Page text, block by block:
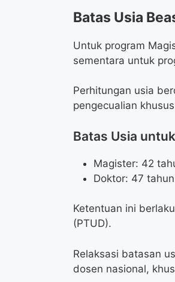
Batas Usia
Untuk program
sementara untuk
Perhitungan usia
pengecualian
Batas Usia
Magister: 42
Doktor: 47 tahun
Ketentuan ini
(PTUD).
Relaksasi batasan
dosen nasional,